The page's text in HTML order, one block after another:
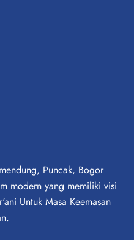
Puncak, Bogor
modern yang memiliki visi
Untuk Masa Keemasan